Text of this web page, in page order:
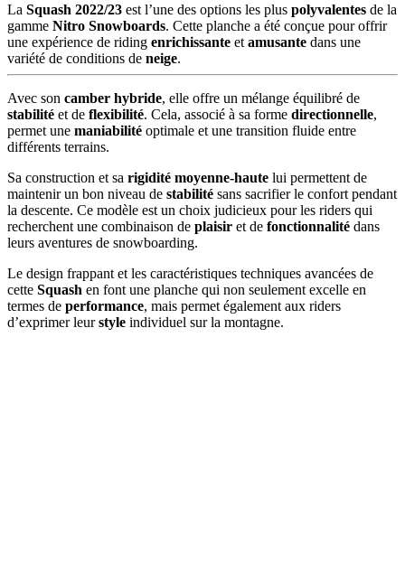
La Squash 2022/23 est l’une des options les plus polyvalentes de la
gamme Nitro Snowboards. Cette planche a été conçue pour offrir
une expérience de riding enrichissante et amusante dans une
variété de conditions de neige.
Avec son camber hybride, elle offre un mélange équilibré de
stabilité et de flexibilité. Cela, associé à sa forme directionnelle,
permet une maniabilité optimale et une transition fluide entre
différents terrains.
Sa construction et sa rigidité moyenne-haute lui permettent de
maintenir un bon niveau de stabilité sans sacrifier le confort pendant
la descente. Ce modèle est un choix judicieux pour les riders qui
recherchent une combinaison de plaisir et de fonctionnalité dans
leurs aventures de snowboarding.
Le design frappant et les caractéristiques techniques avancées de
cette Squash en font une planche qui non seulement excelle en
termes de performance, mais permet également aux riders
d’exprimer leurstyle individuel sur la montagne.